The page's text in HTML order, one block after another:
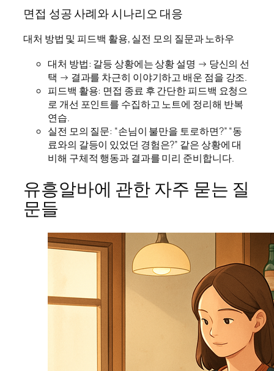
면접 성공 사례와 시나리오 대응
대처 방법 및 피드백 활용, 실전 모의 질문과 노하우
대처 방법: 갈등 상황에는 상황 설명 → 당신의 선
택 → 결과를 차근히 이야기하고 배운 점을 강조.
피드백 활용: 면접 종료 후 간단한 피드백 요청으
로 개선 포인트를 수집하고 노트에 정리해 반복
연습.
실전 모의 질문: “손님이 불만을 토로하면?” “동
료와의 갈등이 있었던 경험은?” 같은 상황에 대
비해 구체적 행동과 결과를 미리 준비합니다.
유흥알바에 관한 자주 묻는 질
문들